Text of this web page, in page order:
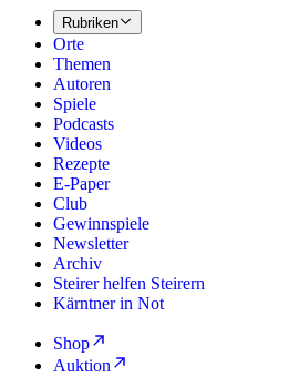
Rubriken
Orte
Themen
Autoren
Spiele
Podcasts
Videos
Rezepte
E-Paper
Club
Gewinnspiele
Newsletter
Archiv
Steirer helfen Steirern
Kärntner in Not
Shop
Auktion